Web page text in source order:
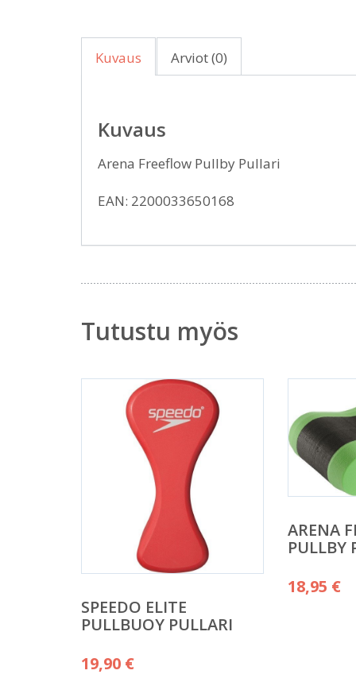
Kuvaus Arviot (0)
Kuvaus
Arena Freeflow Pullby Pullari
EAN: 2200033650168
Tutustu myös
SPEEDO ELITE
PULLBUOY PULLARI
19,90 €
ARENA
PULLBY
18,95 €